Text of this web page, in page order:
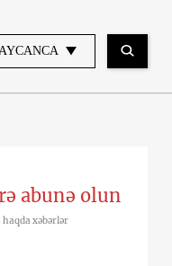
abunə olun
haqda xəbərlər